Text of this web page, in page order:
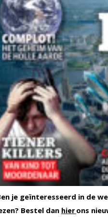
je geïnteresseerd in de
Bestel dan hier ons